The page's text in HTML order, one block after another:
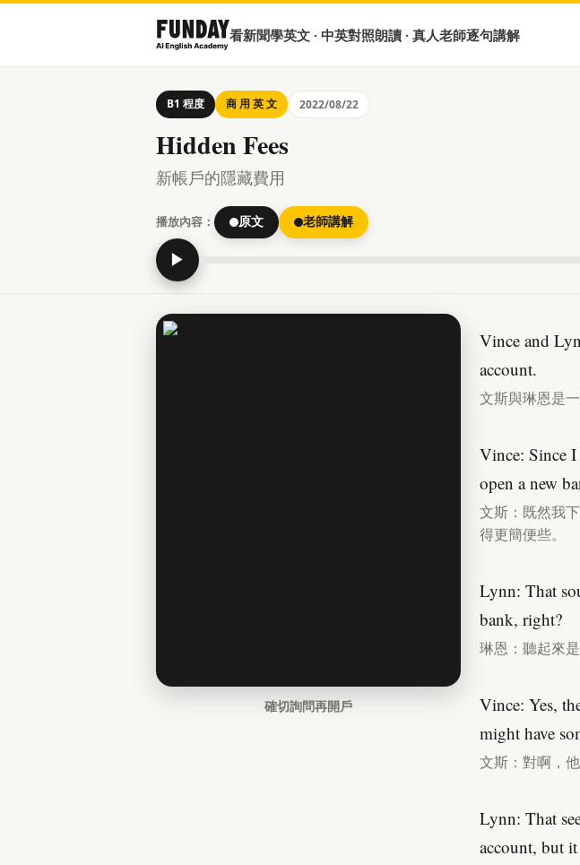
看新聞學英文 · 中英對照朗讀 · 真人老師逐句講解
B1 程度 商 用 英 文 2022/08/22
Hidden Fees
新帳戶的隱藏費用
播放內容： 原文 老師講解
▶
確切詢問再開戶
Vince and
account.
文斯與琳恩是
Vince: Since
open a new
文斯：既然我
得更簡便些。
Lynn: That
bank, right?
琳恩：聽起來
Vince: Yes,
might have
文斯：對啊，
Lynn: That
account, but